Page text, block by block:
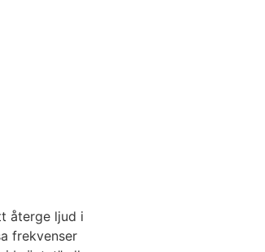
återge ljud i
frekvenser